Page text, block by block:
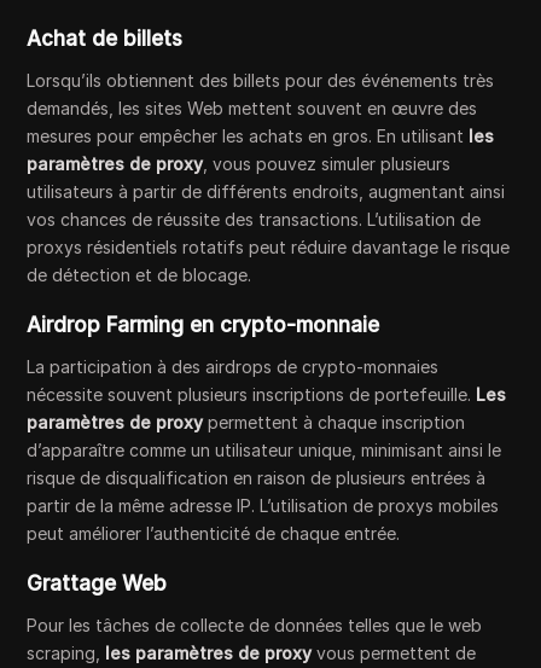
Achat de billets
Lorsqu’ils obtiennent des billets pour des événements très
demandés, les sites Web mettent souvent en œuvre des
mesures pour empêcher les achats en gros. En utilisant les
paramètres de proxy, vous pouvez simuler plusieurs
utilisateurs à partir de différents endroits, augmentant ainsi
vos chances de réussite des transactions. L’utilisation de
proxys résidentiels rotatifs peut réduire davantage le risque
de détection et de blocage.
Airdrop Farming en crypto-monnaie
La participation à des airdrops de crypto-monnaies
nécessite souvent plusieurs inscriptions de portefeuille. Les
paramètres de proxypermettent à chaque inscription
d’apparaître comme un utilisateur unique, minimisant ainsi le
risque de disqualification en raison de plusieurs entrées à
partir de la même adresse IP. L’utilisation de proxys mobiles
peut améliorer l’authenticité de chaque entrée.
Grattage Web
Pour les tâches de collecte de données telles que le web
scraping, les paramètres de proxyvous permettent de